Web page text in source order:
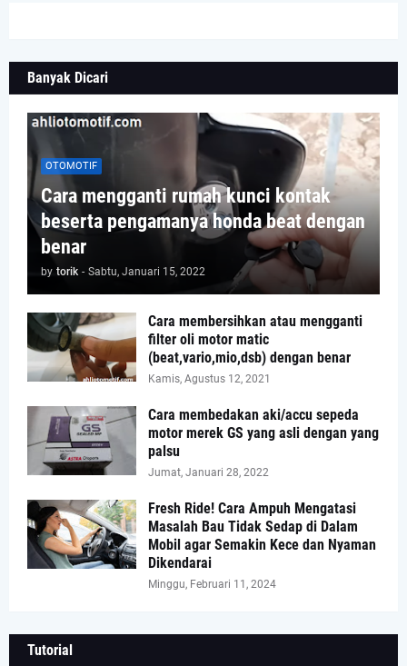
Banyak Dicari
OTOMOTIF
Cara mengganti rumah kunci kontak
beserta pengamanya honda beat dengan
benar
by torik - Sabtu, Januari 15, 2022
Cara membersihkan atau mengganti
filter oli motor matic
(beat,vario,mio,dsb) dengan benar
Kamis, Agustus 12, 2021
Cara membedakan aki/accu sepeda
motor merek GS yang asli dengan yang
palsu
Jumat, Januari 28, 2022
Fresh Ride! Cara Ampuh Mengatasi
Masalah Bau Tidak Sedap di Dalam
Mobil agar Semakin Kece dan Nyaman
Dikendarai
Minggu, Februari 11, 2024
Tutorial